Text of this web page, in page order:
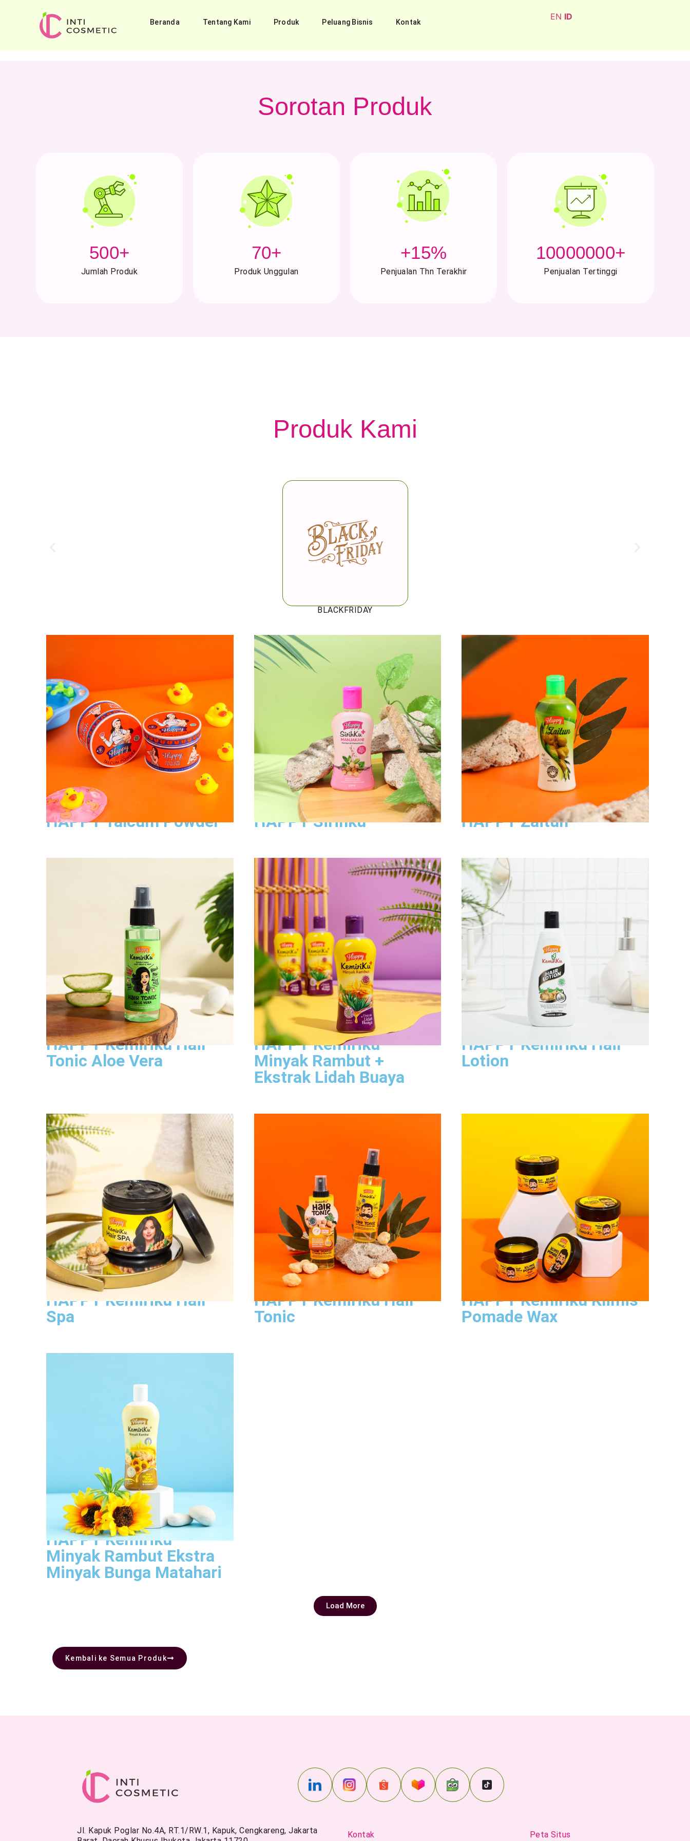
Beranda Tentang Kami Produk Peluang Bisnis Kontak
EN ID
Sorotan Produk
Jumlah Produk
500+
Produk Unggulan
70+
Penjualan Thn Terakhir
+15%
Penjualan Tertinggi
10000000+
Produk Kami
BLACKFRIDAY
Lihat Produk
HAPPY Talcum Powder
Happy
Lihat Produk
HAPPY Sirihku
Happy
HAPPY Zaitun
Lihat Produk
HAPPY Kemiriku Hair
Tonic Aloe Vera
Happy
Lihat Produk
HAPPY Kemiriku
Minyak Rambut +
Ekstrak Lidah Buaya
Happy
HAPPY Kemiriku Hair
Lotion
Happy
Lihat Produk
HAPPY Kemiriku Hair
Spa
Lihat Produk
HAPPY Kemiriku Hair
Tonic
Lihat Produk
HAPPY Kemiriku Klimis
Pomade Wax
Lihat Produk
HAPPY Kemiriku
Minyak Rambut Ekstra
Minyak Bunga Matahari
Load More
Kembali ke Semua Produk
Jl. Kapuk Poglar No.4A, RT.1/RW.1, Kapuk, Cengkareng, Jakarta
Kontak Peta Situs